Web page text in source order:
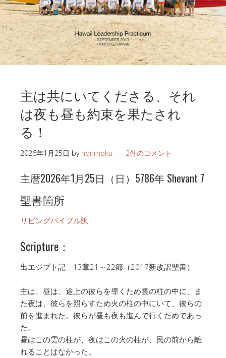
主は共にいてくださる、それ
は夜も昼も約束を果たされ
る！
2026年1月25日 by honmoku 2件のコメント
主暦2026年1月25日（日）5786年 Shevant 7
聖書箇所
リビングバイブル訳
Scripture：
出エジプト記 13章21～22節（2017新改訳聖書）
主は、昼は、途上の彼らを導くため雲の柱の中に、ま
た夜は、彼らを照らすため火の柱の中にいて、彼らの
前を進まれた。彼らが昼も夜も進んで行くためであっ
た。
昼はこの雲の柱が、夜はこの火の柱が、民の前から離
れることはなかった。